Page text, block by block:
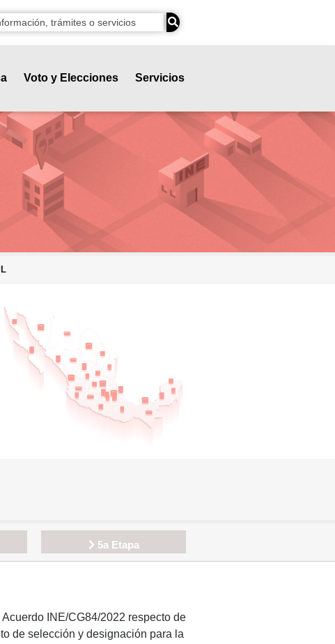
Voto y Elecciones Servicios
5a Etapa
INE/CG84/2022 respecto de
de selección y designación para la